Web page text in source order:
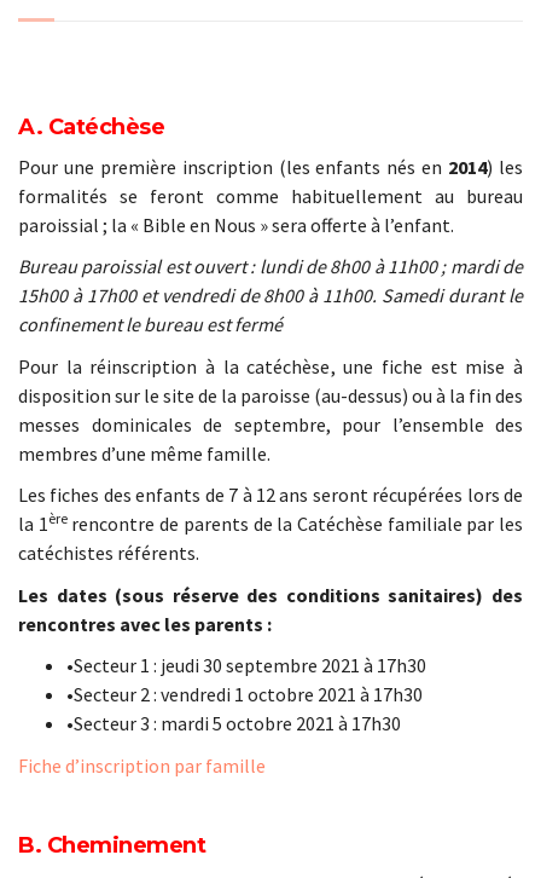
A. Catéchèse
Pour une première inscription (les enfants nés en 2014) les
formalités se feront comme habituellement au bureau
paroissial ; la « Bible en Nous » sera offerte à l’enfant.
Bureau paroissial est ouvert : lundi de 8h00 à 11h00 ; mardi de
15h00 à 17h00 et vendredi de 8h00 à 11h00. Samedi durant le
confinement le bureau est fermé
Pour la réinscription à la catéchèse, une fiche est mise à
disposition sur le site de la paroisse (au-dessus) ou à la fin des
messes dominicales de septembre, pour l’ensemble des
membres d’une même famille.
Les fiches des enfants de 7 à 12 ans seront récupérées lors de
la 1èrerencontre de parents de la Catéchèse familiale par les
catéchistes référents.
Les dates (sous réserve des conditions sanitaires) des
rencontres avec les parents :
•Secteur 1 : jeudi 30 septembre 2021 à 17h30
•Secteur 2 : vendredi 1 octobre 2021 à 17h30
•Secteur 3 : mardi 5 octobre 2021 à 17h30
Fiche d’inscription par famille
B. Cheminement